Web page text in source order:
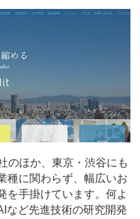
のほか、東京・渋谷にも
種に関わらず、幅広いお
を手掛けています。何よ
など先進技術の研究開発